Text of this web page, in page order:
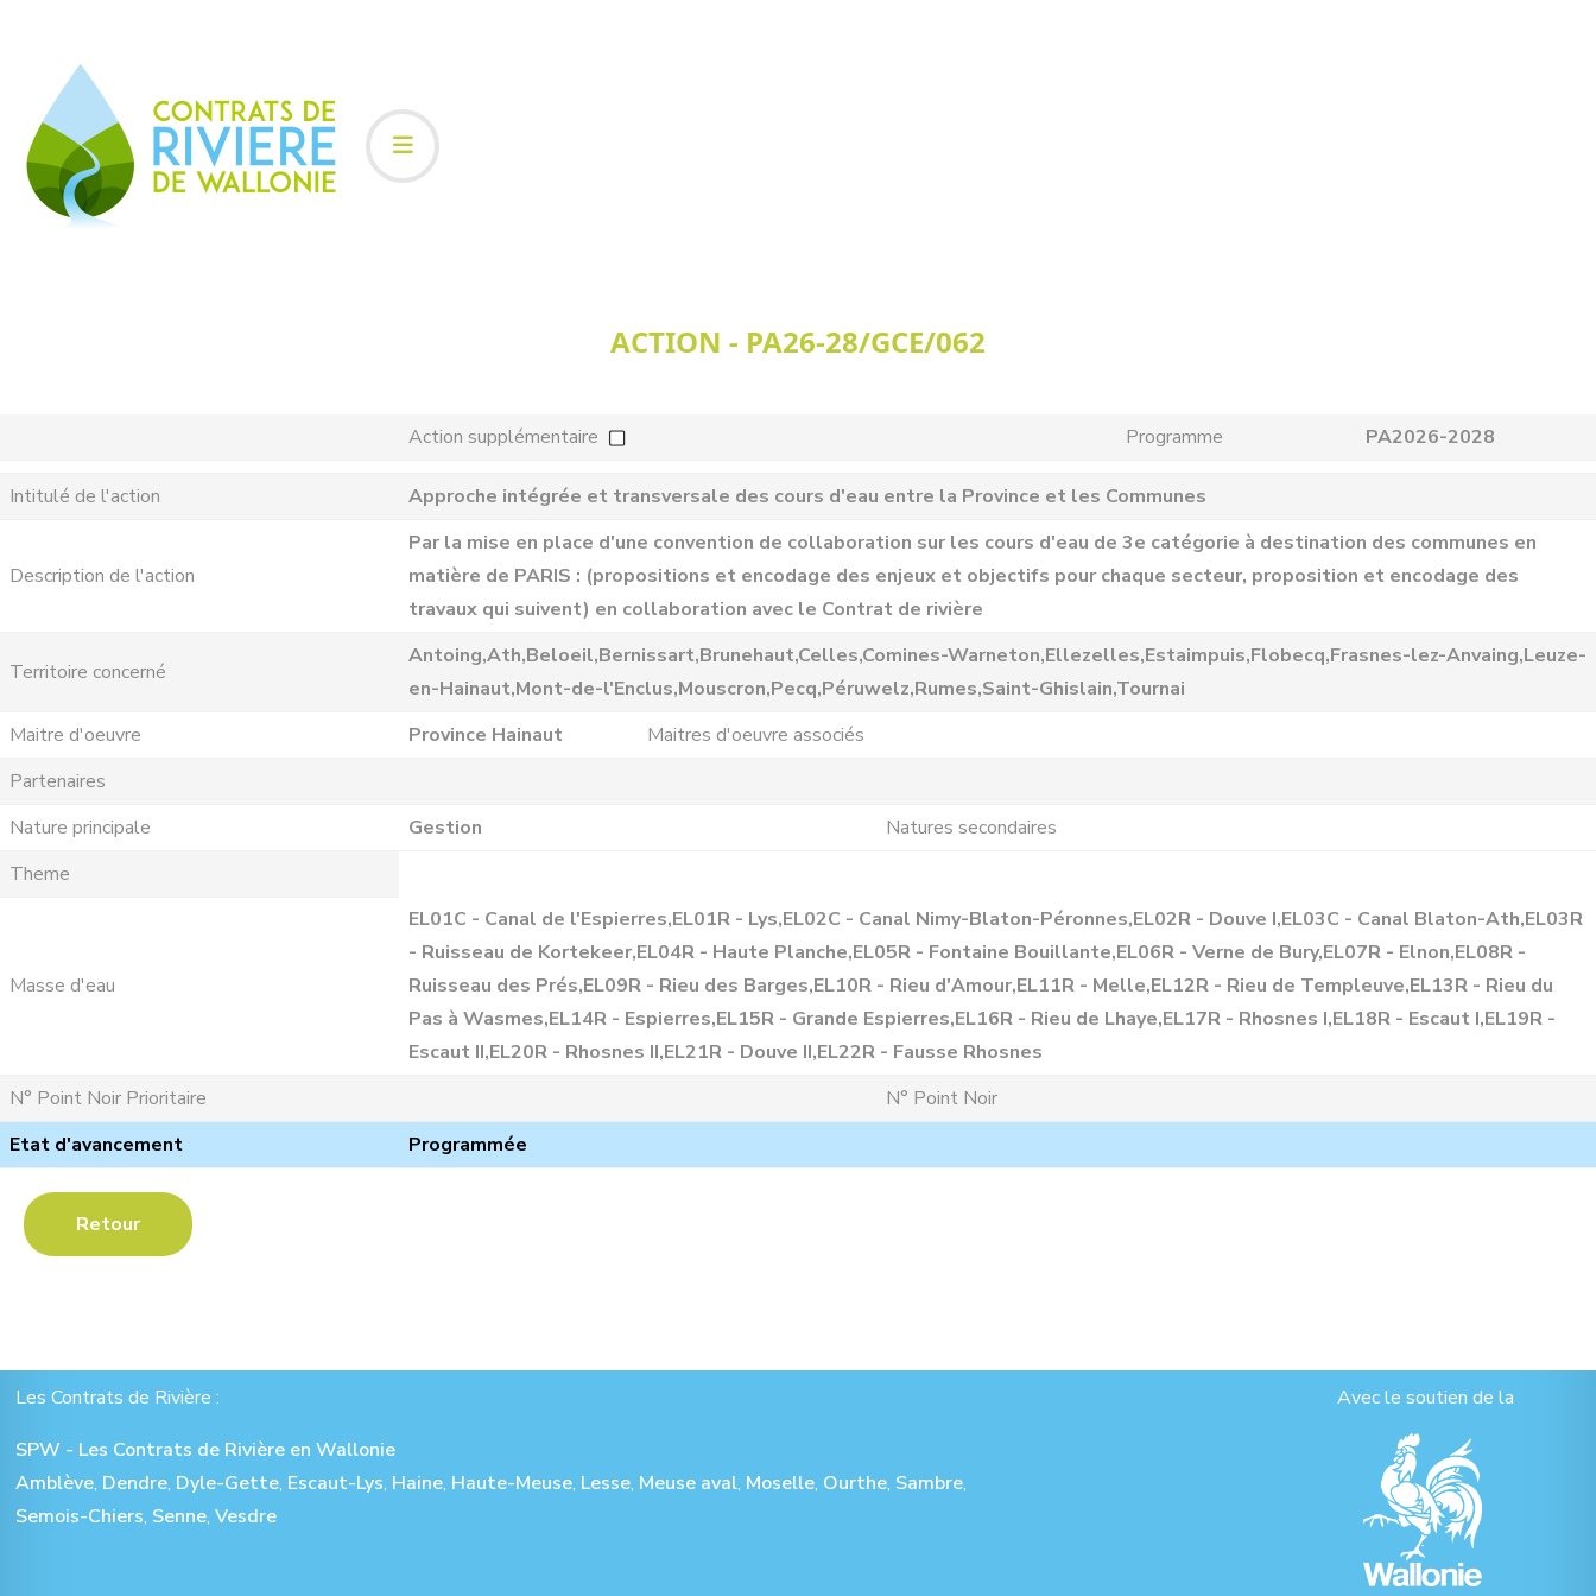
ACTION - PA26-28/GCE/062
Action supplémentaire Programme PA2026-2028
Intitulé de l'action Approche intégrée et transversale des cours d'eau entre la Province et les Communes
Description de l'action
Par la mise en place d'une convention de collaboration sur les cours d'eau de 3e catégorie à destination des communes en
matière de PARIS : (propositions et encodage des enjeux et objectifs pour chaque secteur, proposition et encodage des
travaux qui suivent) en collaboration avec le Contrat de rivière
Territoire concerné
Antoing,Ath,Beloeil,Bernissart,Brunehaut,Celles,Comines-Warneton,Ellezelles,Estaimpuis,Flobecq,Frasnes-lez-Anvaing,Leuze-
en-Hainaut,Mont-de-l'Enclus,Mouscron,Pecq,Péruwelz,Rumes,Saint-Ghislain,Tournai
Maitre d'oeuvre
Province Hainaut
Maitres d'oeuvre associés
Partenaires
Nature principale
Gestion
Natures secondaires
Theme
Masse d'eau
EL01C - Canal de l'Espierres,EL01R - Lys,EL02C - Canal Nimy-Blaton-Péronnes,EL02R - Douve I,EL03C - Canal Blaton-Ath,EL03R
- Ruisseau de Kortekeer,EL04R - Haute Planche,EL05R - Fontaine Bouillante,EL06R - Verne de Bury,EL07R - Elnon,EL08R -
Ruisseau des Prés,EL09R - Rieu des Barges,EL10R - Rieu d'Amour,EL11R - Melle,EL12R - Rieu de Templeuve,EL13R - Rieu du
Pas à Wasmes,EL14R - Espierres,EL15R - Grande Espierres,EL16R - Rieu de Lhaye,EL17R - Rhosnes I,EL18R - Escaut I,EL19R -
Escaut II,EL20R - Rhosnes II,EL21R - Douve II,EL22R - Fausse Rhosnes
N° Point Noir Prioritaire
N° Point Noir
Etat d'avancement
Programmée
Retour
Les Contrats de Rivière :
SPW - Les Contrats de Rivière en Wallonie
Amblève, Dendre, Dyle-Gette, Escaut-Lys, Haine, Haute-Meuse, Lesse, Meuse aval, Moselle, Ourthe, Sambre,
Semois-Chiers, Senne, Vesdre
Avec le soutien de la